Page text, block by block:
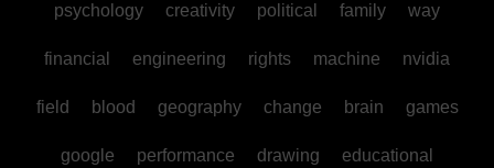
psychology creativity political family way
financial engineering rights machine nvidia
field blood geography change brain games
google performance drawing educational